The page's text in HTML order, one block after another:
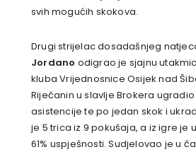
svih mogućih skokova.
Drugi strijelac dosadašnjeg
Jordano odigrao je sjajnu
kluba Vrijednosnice Osijek nad
Riječanin u slavlje Brokera
asistencije te po jedan skok i
je 5 trica iz 9 pokušaja, a iz igre je
61% uspješnosti. Sudjelovao je u